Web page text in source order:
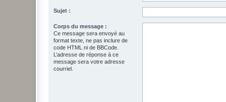
Sujet :
Corps du message :
Ce message sera envoyé au
format texte, ne pas inclure de
code HTML ni de BBCode.
L’adresse de réponse à ce
message sera votre adresse
courriel.